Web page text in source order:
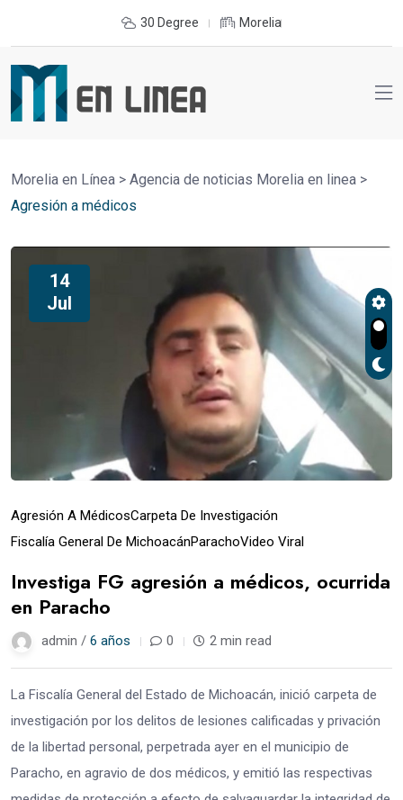
30 Degree Morelia
Morelia en Línea > Agencia de noticias Morelia en linea >
Agresión a médicos
14
Jul
Agresión A MédicosCarpeta De Investigación
Fiscalía General De MichoacánParachoVideo Viral
Investiga FG agresión a médicos, ocurrida
en Paracho
admin / 6 años 0 2 min read
La Fiscalía General del Estado de Michoacán, inició carpeta de
investigación por los delitos de lesiones calificadas y privación
de la libertad personal, perpetrada ayer en el municipio de
Paracho, en agravio de dos médicos, y emitió las respectivas